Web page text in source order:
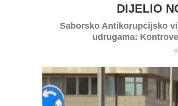
DIJELIO
Saborsko Antikorupcijsko
udrugama: